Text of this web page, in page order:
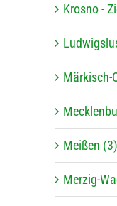
Krosno -
Märkisch-
Meißen (3)
Merzig-